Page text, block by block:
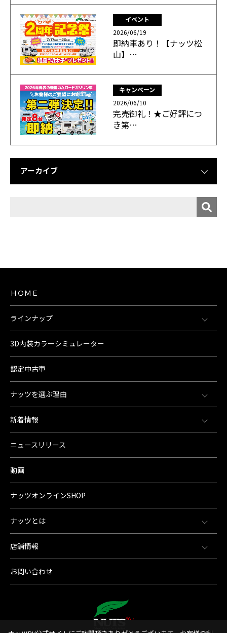
イベント
2026/06/19
即納車あり！【ナッツ松
山】…
キャンペーン
2026/06/10
完売御礼！★ご好評につ
き第…
アーカイブ
ＨＯＭＥ
ラインナップ
3D内装カラーシミュレーター
認定中古車
ナッツを選ぶ理由
新着情報
ニュースリリース
動画
ナッツオンラインSHOP
ナッツとは
店舗情報
お問い合わせ